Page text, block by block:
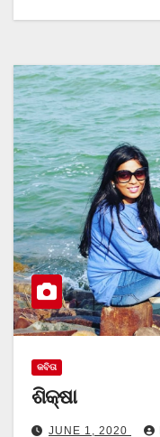
କବିତା
ଶିକ୍ଷା
JUNE 1, 2020